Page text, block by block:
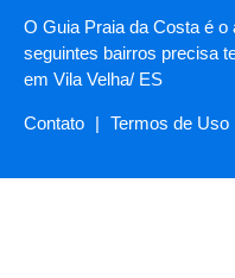
O Guia Praia da Costa é o
seguintes bairros precisa
em Vila Velha/ ES
Contato | Termos de Uso